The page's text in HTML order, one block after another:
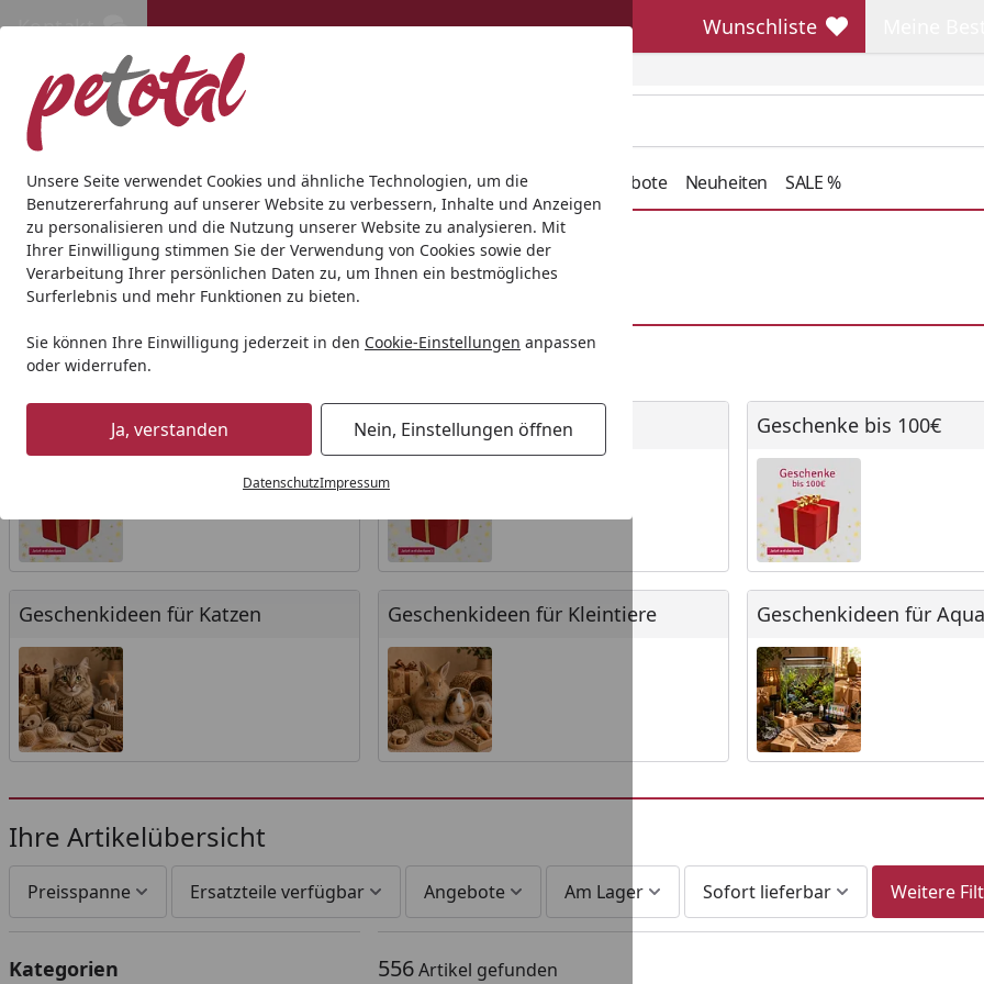
Unsere Seite verwendet Cookies und ähnliche Technologien, um die
Benutzererfahrung auf unserer Website zu verbessern, Inhalte und Anzeigen
zu personalisieren und die Nutzung unserer Website zu analysieren. Mit
Ihrer Einwilligung stimmen Sie der Verwendung von Cookies sowie der
Verarbeitung Ihrer persönlichen Daten zu, um Ihnen ein bestmögliches
Surferlebnis und mehr Funktionen zu bieten.
Sie können Ihre Einwilligung jederzeit in den Cookie-Einstellungen anpassen
oder widerrufen.
Ja, verstanden Nein, Einstellungen öffnen
DatenschutzImpressum
Kontakt Wunschliste
Wunschliste
Hund Katze Aquaristik Teich Andere Tierarten Geschenkideen Angebote Neuheiten SALE %
Startseite
Geschenkideen
Geschenkideen
Wählen Sie Ihre Wunschkategorie
Geschenke unter 30€
Geschenke unter 30€ Geschenke unter 50€ Geschenke bis 100€
Geschenke bis 100€
Geschenkideen für Katzen
Geschenkideen für Katzen Geschenkideen für Kleintiere
Geschenkideen für Kleintiere Geschenkideen für Aquaristik
Geschenkideen für
Ihre Artikelübersicht
Preisspanne Ersatzteile verfügbar Angebote Am Lager Sofort lieferbar Weitere
Kategorien 556Artikel gefunden